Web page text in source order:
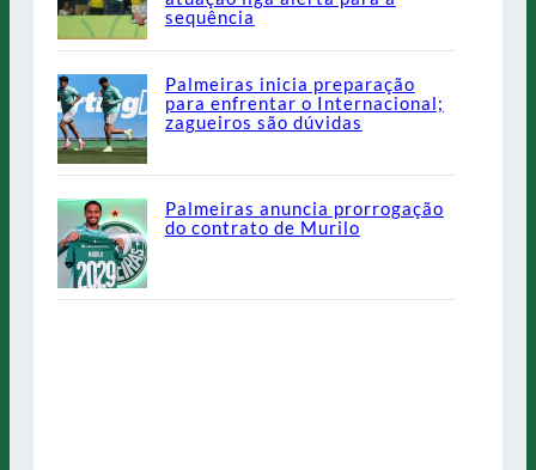
sequência
Palmeiras inicia preparação
para enfrentar o Internacional;
zagueiros são dúvidas
Palmeiras anuncia prorrogação
do contrato de Murilo